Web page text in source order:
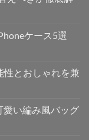
ケース5選
性とおしゃれを兼
愛い編み風バッグ